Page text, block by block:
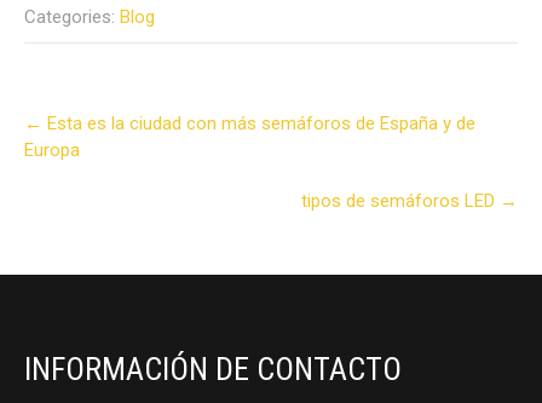
Categories: Blog
Post
navigation
← Esta es la ciudad con más semáforos de España y de
Europa
tipos de semáforos LED →
INFORMACIÓN DE CONTACTO